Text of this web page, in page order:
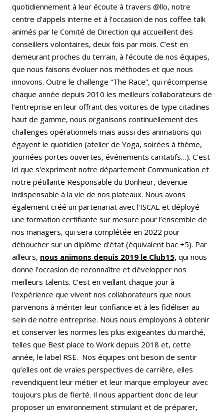
quotidiennement à leur écoute à travers @llo, notre
centre d’appels interne et à l’occasion de nos coffee talk
animés par le Comité de Direction qui accueillent des
conseillers volontaires, deux fois par mois. C’est en
demeurant proches du terrain, à l'écoute de nos équipes,
que nous faisons évoluer nos méthodes et que nous
innovons. Outre le challenge “The Race”, qui récompense
chaque année depuis 2010 les meilleurs collaborateurs de
l’entreprise en leur offrant des voitures de type citadines
haut de gamme, nous organisons continuellement des
challenges opérationnels mais aussi des animations qui
égayent le quotidien (atelier de Yoga, soirées à thème,
journées portes ouvertes, événements caritatifs…). C’est
ici que s'expriment notre département Communication et
notre pétillante Responsable du Bonheur, devenue
indispensable à la vie de nos plateaux. Nous avons
également créé un partenariat avec l’ISCAE et déployé
une formation certifiante sur mesure pour l’ensemble de
nos managers, qui sera complétée en 2022 pour
déboucher sur un diplôme d’état (équivalent bac +5). Par
ailleurs, nous animons depuis 2019 le Club15, qui nous
donne l’occasion de reconnaître et développer nos
meilleurs talents. C’est en veillant chaque jour à
l'expérience que vivent nos collaborateurs que nous
parvenons à mériter leur confiance et à les fidéliser au
sein de notre entreprise. Nous nous employons à obtenir
et conserver les normes les plus exigeantes du marché,
telles que Best place to Work depuis 2018 et, cette
année, le label RSE. Nos équipes ont besoin de sentir
qu’elles ont de vraies perspectives de carrière, elles
revendiquent leur métier et leur marque employeur avec
toujours plus de fierté. Il nous appartient donc de leur
proposer un environnement stimulant et de préparer,